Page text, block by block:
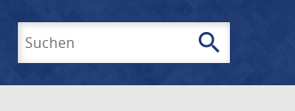
search